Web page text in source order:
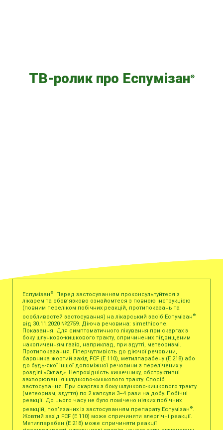
ТВ-ролик про Еспумізан®
Еспумізан ®
. Перед застосуванням проконсультуйтеся з
лікарем та обов’язково ознайомтеся з повною інструкцією
(повним переліком побічних реакцій, протипоказань та
особливостей застосування) на лікарський засіб Еспумізан ®
від 30.11.2020 №2759. Діюча речовина: simethicone.
Показання. Для симптоматичного лікування при скаргах з
боку шлунково-кишкового тракту, спричинених підвищеним
накопиченням газів, наприклад, при здутті, метеоризмі.
Протипоказання. Гіперчутливість до діючої речовини,
барвника жовтий захід FCF (Е 110), метилпарабену (Е 218) або
до будь-якої іншої допоміжної речовини з перелічених у
розділі «Склад». Непрохідність кишечнику, обструктивні
захворювання шлунково-кишкового тракту. Спосіб
застосування. При скаргах з боку шлунково-кишкового тракту
(метеоризм, здуття) по 2 капсули 3–4 рази на добу. Побічні
реакції. До цього часу не було помічено ніяких побічних
реакцій, пов’язаних із застосуванням препарату Еспумізан ®
Жовтий захід FCF (Е 110) може спричиняти алергічні реакції.
Метилпарабен (Е 218) може спричиняти реакції